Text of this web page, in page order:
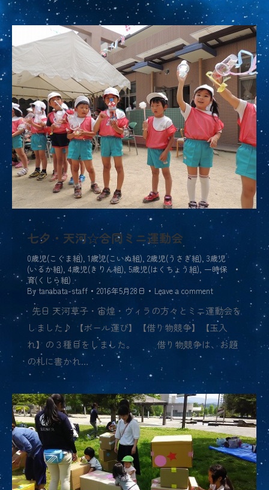
七夕・天河☆合同ミニ運動会
0歳児(こぐま組), 1歳児(こいぬ組), 2歳児(うさぎ組), 3歳児
(いるか組), 4歳児(きりん組), 5歳児(はくちょう組), 一時保
育(くじら組)
Bytanabata-staff 2016年5月28日 Leave a comment
先日 天河草子・宙煌・ヴィラの方々とミニ運動会を
しました♪ 【ボール運び】【借り物競争】【玉入
れ】の３種目をしました。 借り物競争は、お題
の札に書かれ…